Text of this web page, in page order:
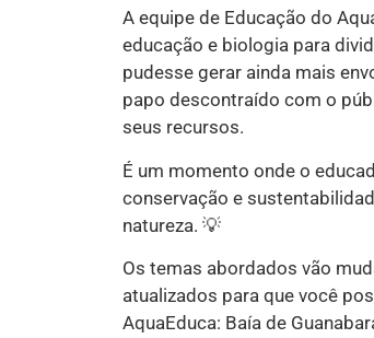
A equipe de Educação do
educação e biologia para
pudesse gerar ainda mais
papo descontraído com o
seus recursos.
É um momento onde o
conservação e
natureza. 💡
Os temas abordados vão
atualizados para que você
AquaEduca: Baía de